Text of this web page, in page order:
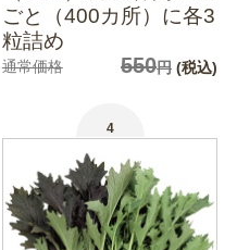
ごと（400カ所）に各3
粒詰め
通常価格 550円 (税込)
4